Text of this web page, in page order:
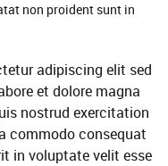
non proident sunt in
adipiscing elit sed
et dolore magna
nostrud exercitation
commodo consequat
in voluptate velit esse